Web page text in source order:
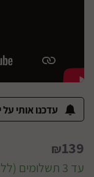
עדכנו אותי
₪139
עד 3 תשלומים (ללא ריבית)